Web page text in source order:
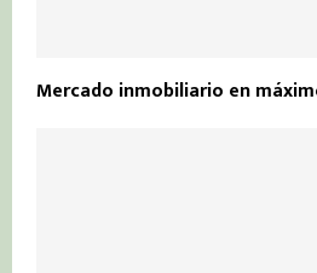
Mercado inmobiliario en